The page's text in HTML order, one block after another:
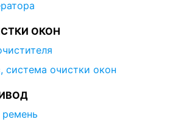
ОКОН
система очистки окон